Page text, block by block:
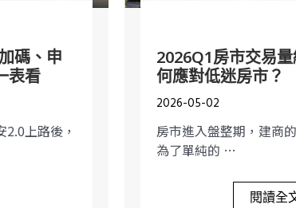
碼、申
表看
上路後，
2026Q1房市交易
何應對低迷房市？
2026-05-02
房市進入盤整期，建商
為了單純的 …
閱讀全